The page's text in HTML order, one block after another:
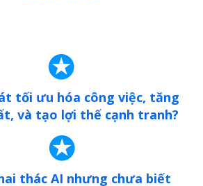
thác AI nhưng chưa biết
✪
tối ưu hóa công việc, tăng
và tạo lợi thế cạnh tranh?
✪